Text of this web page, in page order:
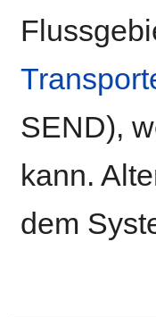
SEND),
kann.
dem